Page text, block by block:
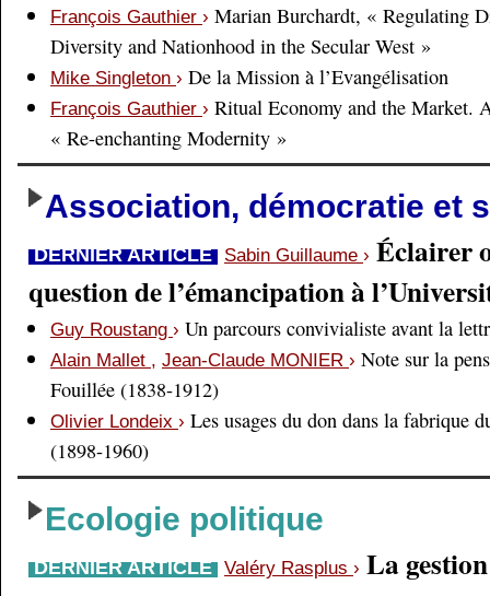
François Gauthier › Marian Burchardt, « Regulating
Diversity and Nationhood in the Secular West »
Mike Singleton › De la Mission à l’Evangélisation
François Gauthier › Ritual Economy and the Market.
« Re-enchanting Modernity »
Association, démocratie et
DERNIER ARTICLE Sabin Guillaume › Éclairer
question de l’émancipation à
Guy Roustang › Un parcours convivialiste avant la
Alain Mallet , Jean-Claude MONIER › Note sur la
Fouillée (1838-1912)
Olivier Londeix › Les usages du don dans la fabrique
(1898-1960)
Ecologie politique
DERNIER ARTICLE Valéry Rasplus › La